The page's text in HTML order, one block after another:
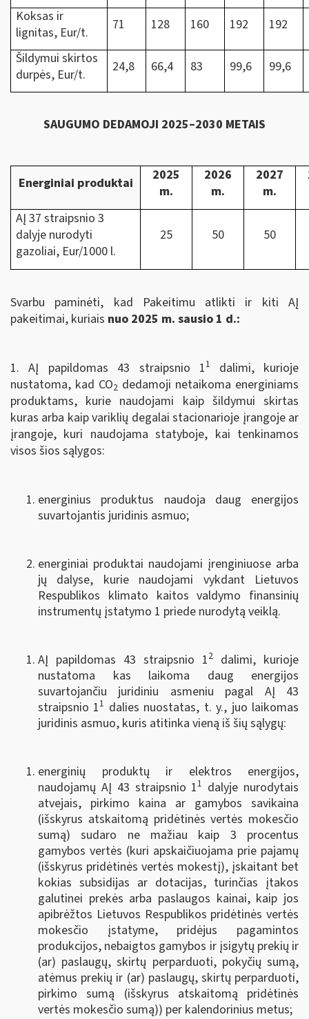
Koksas ir
lignitas, Eur/t.
71 128 160 192 192
Šildymui skirtos
durpės, Eur/t.
24,8 66,4 83 99,6 99,6
SAUGUMO DEDAMOJI 2025–2030 METAIS
Energiniai produktai
2025
m.
2026
m.
2027
m.
AĮ 37 straipsnio 3
dalyje nurodyti
gazoliai, Eur/1000 l.
25 50 50
Svarbu paminėti, kad Pakeitimu atlikti ir kiti AĮ
pakeitimai, kuriais nuo 2025 m. sausio 1 d.:
1. AĮ papildomas 43 straipsnio 11 dalimi, kurioje
nustatoma, kad CO2 dedamoji netaikoma energiniams
produktams, kurie naudojami kaip šildymui skirtas
kuras arba kaip variklių degalai stacionarioje įrangoje ar
įrangoje, kuri naudojama statyboje, kai tenkinamos
visos šios sąlygos:
energinius produktus naudoja daug energijos
suvartojantis juridinis asmuo;
energiniai produktai naudojami įrenginiuose arba
jų dalyse, kurie naudojami vykdant Lietuvos
Respublikos klimato kaitos valdymo finansinių
instrumentų įstatymo 1 priede nurodytą veiklą.
AĮ papildomas 43 straipsnio 12
dalimi, kurioje
nustatoma kas laikoma daug energijos
suvartojančiu juridiniu asmeniu pagal AĮ 43
straipsnio 11 dalies nuostatas, t. y., juo laikomas
juridinis asmuo, kuris atitinka vieną iš šių sąlygų:
energinių produktų ir elektros energijos,
naudojamų AĮ 43 straipsnio 11 dalyje nurodytais
atvejais, pirkimo kaina ar gamybos savikaina
(išskyrus atskaitomą pridėtinės vertės mokesčio
sumą) sudaro ne mažiau kaip 3 procentus
gamybos vertės (kuri apskaičiuojama prie pajamų
(išskyrus pridėtinės vertės mokestį), įskaitant bet
kokias subsidijas ar dotacijas, turinčias įtakos
galutinei prekės arba paslaugos kainai, kaip jos
apibrėžtos Lietuvos Respublikos pridėtinės vertės
mokesčio įstatyme, pridėjus pagamintos
produkcijos, nebaigtos gamybos ir įsigytų prekių ir
(ar) paslaugų, skirtų perparduoti, pokyčių sumą,
atėmus prekių ir (ar) paslaugų, skirtų perparduoti,
pirkimo sumą (išskyrus atskaitomą pridėtinės
vertės mokesčio sumą)) per kalendorinius metus;